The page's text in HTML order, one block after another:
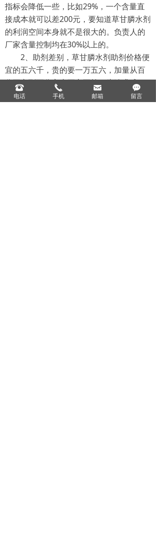
指标会降低一些，比如29%，一个含量直
接成本就可以差200元，要知道草甘膦水剂
的利润空间本身就不是很大的。负责人的
厂家含量控制均在30%以上的。
2、助剂差别，草甘膦水剂助剂价格便
宜的五六千，贵的要一万五六，加量从百
分五六到百分之十五六不等。为追求成
本，一吨便宜几百不成问题。
뀰
电话
끅
手机
낂
邮箱
끁
留言